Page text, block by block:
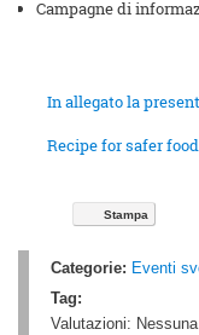
Campagne di
In allegato la
Recipe for safer
Stampa
Categorie: Eventi
Tag:
Valutazioni: